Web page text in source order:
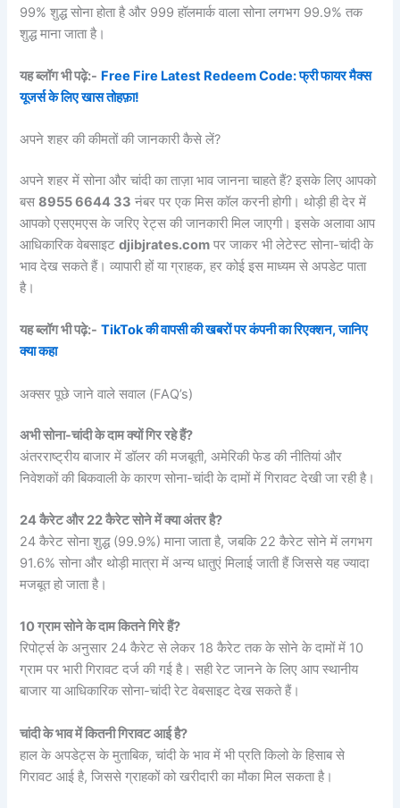
99% शुद्ध सोना होता है और 999 हॉलमार्क वाला सोना लगभग 99.9% तक
शुद्ध माना जाता है।
यह ब्लॉग भी पढ़े:- Free Fire Latest Redeem Code: फ्री फायर मैक्स
यूजर्स के लिए खास तोहफ़ा!
अपने शहर की कीमतों की जानकारी कैसे लें?
अपने शहर में सोना और चांदी का ताज़ा भाव जानना चाहते हैं? इसके लिए आपको
बस8955 6644 33 नंबर पर एक मिस कॉल करनी होगी। थोड़ी ही देर में
आपको एसएमएस के जरिए रेट्स की जानकारी मिल जाएगी। इसके अलावा आप
आधिकारिक वेबसाइटdjibjrates.com पर जाकर भी लेटेस्ट सोना-चांदी के
भाव देख सकते हैं। व्यापारी हों या ग्राहक, हर कोई इस माध्यम से अपडेट पाता
है।
यह ब्लॉग भी पढ़े:- TikTok की वापसी की खबरों पर कंपनी का रिएक्शन, जानिए
क्या कहा
अक्सर पूछे जाने वाले सवाल (FAQ’s)
अभी सोना-चांदी के दाम क्यों गिर रहे हैं?
अंतरराष्ट्रीय बाजार में डॉलर की मजबूती, अमेरिकी फेड की नीतियां और
निवेशकों की बिकवाली के कारण सोना-चांदी के दामों में गिरावट देखी जा रही है।
24 कैरेट और 22 कैरेट सोने में क्या अंतर है?
24 कैरेट सोना शुद्ध (99.9%) माना जाता है, जबकि 22 कैरेट सोने में लगभग
91.6% सोना और थोड़ी मात्रा में अन्य धातुएं मिलाई जाती हैं जिससे यह ज्यादा
मजबूत हो जाता है।
10 ग्राम सोने के दाम कितने गिरे हैं?
रिपोर्ट्स के अनुसार 24 कैरेट से लेकर 18 कैरेट तक के सोने के दामों में 10
ग्राम पर भारी गिरावट दर्ज की गई है। सही रेट जानने के लिए आप स्थानीय
बाजार या आधिकारिक सोना-चांदी रेट वेबसाइट देख सकते हैं।
चांदी के भाव में कितनी गिरावट आई है?
हाल के अपडेट्स के मुताबिक, चांदी के भाव में भी प्रति किलो के हिसाब से
गिरावट आई है, जिससे ग्राहकों को खरीदारी का मौका मिल सकता है।